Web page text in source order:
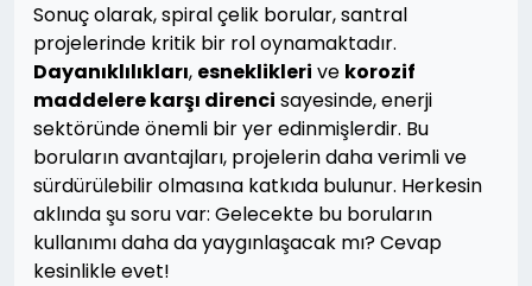
Sonuç olarak, spiral çelik borular, santral
projelerinde kritik bir rol oynamaktadır.
Dayanıklılıkları, esneklikleri ve korozif
maddelere karşı direnci sayesinde, enerji
sektöründe önemli bir yer edinmişlerdir. Bu
boruların avantajları, projelerin daha verimli ve
sürdürülebilir olmasına katkıda bulunur. Herkesin
aklında şu soru var: Gelecekte bu boruların
kullanımı daha da yaygınlaşacak mı? Cevap
kesinlikle evet!